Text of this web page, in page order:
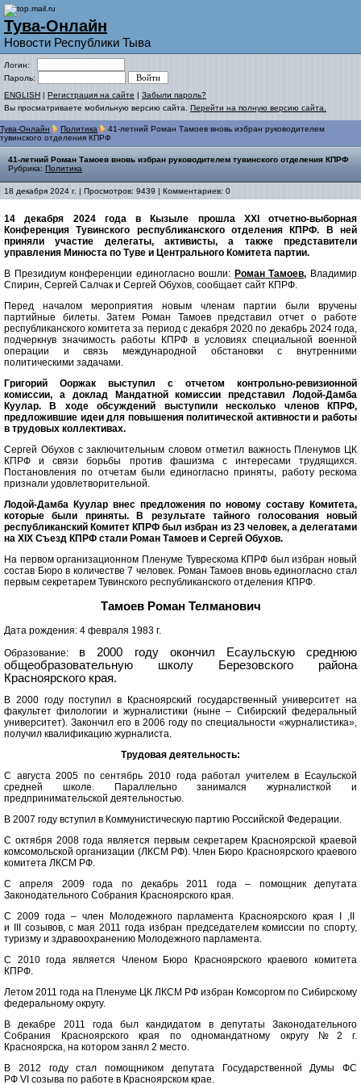
Тува-Онлайн
Новости Республики Тыва
Логин:
Пароль:
ENGLISH | Регистрация на сайте | Забыли пароль?
Вы просматриваете мобильную версию сайта. Перейти на полную версию сайта.
Тува-Онлайн Политика
41-летний Роман Тамоев вновь избран руководителем
тувинского отделения КПРФ
41-летний Роман Тамоев вновь избран руководителем тувинского отделения КПРФ
Рубрика: Политика
18 декабря 2024 г. | Просмотров: 9439 | Комментариев: 0
14 декабря 2024 года в Кызыле прошла XXI отчетно-выборная
Конференция Тувинского республиканского отделения КПРФ. В ней
приняли участие делегаты, активисты, а также представители
управления Минюста по Туве и Центрального Комитета партии.
В Президиум конференции единогласно вошли: Роман Тамоев, Владимир
Спирин, Сергей Салчак и Сергей Обухов, сообщает сайт КПРФ.
Перед началом мероприятия новым членам партии были вручены
партийные билеты. Затем Роман Тамоев представил отчет о работе
республиканского комитета за период с декабря 2020 по декабрь 2024 года,
подчеркнув значимость работы КПРФ в условиях специальной военной
операции и связь международной обстановки с внутренними
политическими задачами.
Григорий Ооржак выступил с отчетом контрольно-ревизионной
комиссии, а доклад Мандатной комиссии представил Лодой-Дамба
Куулар. В ходе обсуждений выступили несколько членов КПРФ,
предложившие идеи для повышения политической активности и работы
в трудовых коллективах.
Сергей Обухов с заключительным словом отметил важность Пленумов ЦК
КПРФ и связи борьбы против фашизма с интересами трудящихся.
Постановления по отчетам были единогласно приняты, работу рескома
признали удовлетворительной.
Лодой-Дамба Куулар внес предложения по новому составу Комитета,
которые были приняты. В результате тайного голосования новый
республиканский Комитет КПРФ был избран из 23 человек, а делегатами
на XIX Съезд КПРФ стали Роман Тамоев и Сергей Обухов.
На первом организационном Пленуме Туврескома КПРФ был избран новый
состав Бюро в количестве 7 человек. Роман Тамоев вновь единогласно стал
первым секретарем Тувинского республиканского отделения КПРФ.
Тамоев Роман Телманович
Дата рождения: 4 февраля 1983 г.
Образование: в 2000 году окончил Есаульскую среднюю
общеобразовательную школу Березовского района
Красноярского края.
В 2000 году поступил в Красноярский государственный университет на
факультет филологии и журналистики (ныне – Сибирский федеральный
университет). Закончил его в 2006 году по специальности «журналистика»,
получил квалификацию журналиста.
Трудовая деятельность:
С августа 2005 по сентябрь 2010 года работал учителем в Есаульской
средней школе. Параллельно занимался журналисткой и
предпринимательской деятельностью.
В 2007 году вступил в Коммунистическую партию Российской Федерации.
С октября 2008 года является первым секретарем Красноярской краевой
комсомольской организации (ЛКСМ РФ). Член Бюро Красноярского краевого
комитета ЛКСМ РФ.
С апреля 2009 года по декабрь 2011 года – помощник депутата
Законодательного Собрания Красноярского края.
С 2009 года – член Молодежного парламента Красноярского края I ,II
и III созывов, с мая 2011 года избран председателем комиссии по спорту,
туризму и здравоохранению Молодежного парламента.
С 2010 года является Членом Бюро Красноярского краевого комитета
КПРФ.
Летом 2011 года на Пленуме ЦК ЛКСМ РФ избран Комсоргом по Сибирскому
федеральному округу.
В декабре 2011 года был кандидатом в депутаты Законодательного
Собрания Красноярского края по одномандатному округу №2 г.
Красноярска, на котором занял 2 место.
В 2012 году стал помощником депутата Государственной Думы ФС
РФ VI созыва по работе в Красноярском крае.